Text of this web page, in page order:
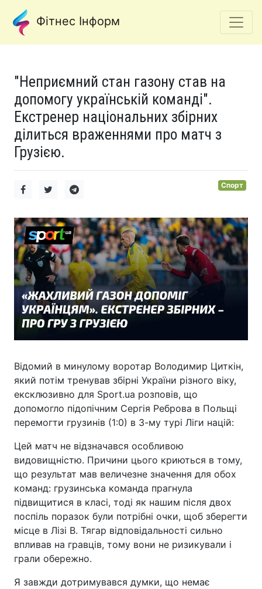
Фітнес Інформ
"Неприємний стан газону став на
допомогу українській команді".
Екстренер національних збірних
ділиться враженнями про матч з
Грузією.
Спорт
Відомий в минулому воротар Володимир Циткін,
який потім тренував збірні України різного віку,
ексклюзивно для Sport.ua розповів, що
допомогло підопічним Сергія Реброва в Польщі
перемогти грузинів (1:0) в 3-му турі Ліги націй:
Цей матч не відзначався особливою
видовищністю. Причини цього криються в тому,
що результат мав величезне значення для обох
команд: грузинська команда прагнула
підвищитися в класі, тоді як нашим після двох
поспіль поразок були потрібні очки, щоб зберегти
місце в Лізі В. Тягар відповідальності сильно
впливав на гравців, тому вони не ризикували і
грали обережно.
Я завжди дотримувався думки, що немає